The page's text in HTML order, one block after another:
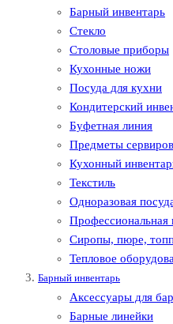
Барный инвентарь
Стекло
Столовые приборы
Кухонные ножи
Посуда для кухни
Кондитерский
Буфетная линия
Предметы
Кухонный
Текстиль
Одноразовая
Профессиональная
Сиропы, пюре,
Тепловое
Барный инвентарь
Аксессуары для
Барные линейки